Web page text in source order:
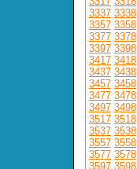
3337 3338
3357 3358
3377 3378
3397 3398
3417 3418
3437 3438
3457 3458
3477 3478
3497 3498
3517 3518
3537 3538
3557 3558
3577 3578
3597 3598